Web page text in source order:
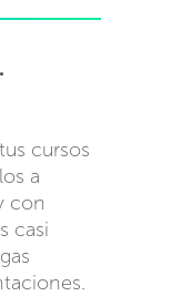
cursos
a
con
casi